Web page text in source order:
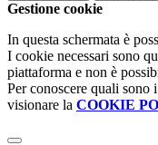
Gestione cookie
In questa schermata è
I cookie necessari sono
piattaforma e non è
Per conoscere quali sono
visionare la COOKIE